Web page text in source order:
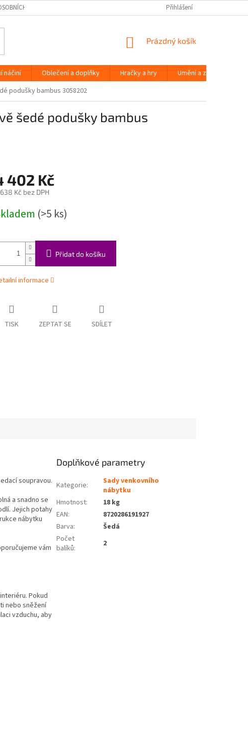
ÚDAJŮ Přihlášení
NÁKUPNÍ
Prázdný košík
náčiní Oblečení a doplňky Hračky a hry Umění a zábava
podušky bambus 3058202
šedé podušky bambus
402 Kč
Kč bez DPH
(>5 ks)
Přidat do košíku
informace
TISK ZEPTAT SE SDÍLET
soupravou.
a snadno se
Jejich potahy
nábytku
vám
Pokud
nebo sněžení
vzduchu, aby
Doplňkové parametry
Kategorie:
Sady venkovního
nábytku
Hmotnost:
18 kg
EAN:
8720286191927
Barva:
Šedá
Počet
balíků: 2